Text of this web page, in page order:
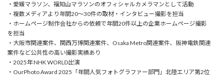
・愛媛マラソン、福知山マラソンのオフィシャルカメラマンとして活動
・複数メディアより年間20〜30件の取材・インタビュー撮影を担当
・ホームページ制作会社からの依頼で年間20件以上の企業ホームページ撮影
を担当
・大阪市関連案件、関西万博関連案件、Osaka Metro関連案件、阪神電鉄関連
案件など公共性の高い撮影実績あり
・2025年 NHK WORLD出演
・OurPhoto Award 2025「年間人気フォトグラファー部門」北陸エリア第2位